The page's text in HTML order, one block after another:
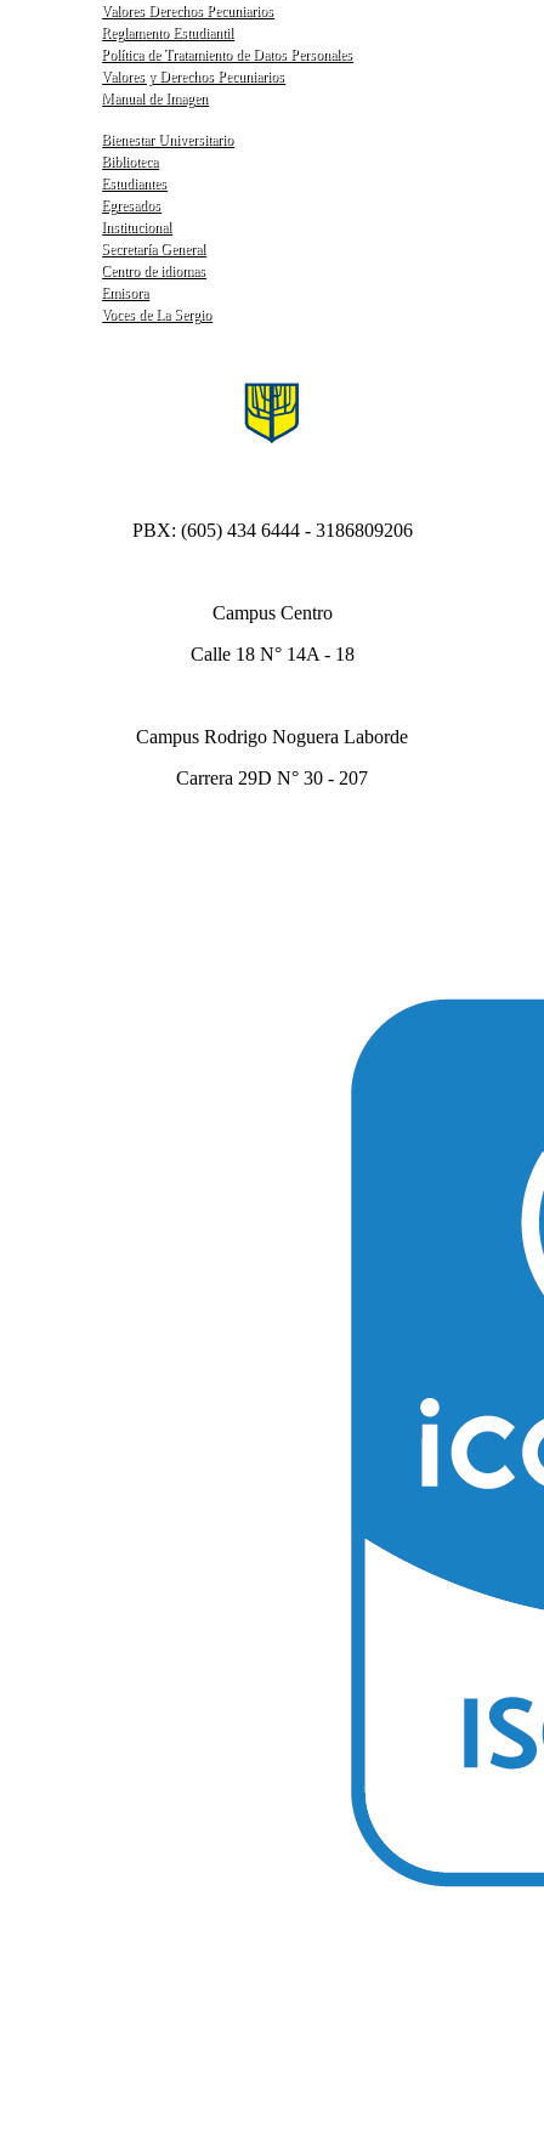
Valores Derechos Pecuniarios
Reglamento Estudiantil
Política de Tratamiento de Datos Personales
Valores y Derechos Pecuniarios
Manual de Imagen
Bienestar Universitario
Biblioteca
Estudiantes
Egresados
Institucional
Secretaría General
Centro de idiomas
Emisora
Voces de La Sergio
PBX: (605) 434 6444 - 3186809206
Campus Centro
Calle 18 N° 14A - 18
Campus Rodrigo Noguera Laborde
Carrera 29D N° 30 - 207